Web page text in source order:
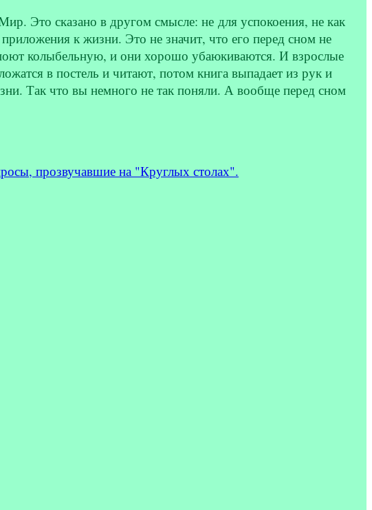
Это сказано в другом смысле: не для успокоения, не как
к жизни. Это не значит, что его перед сном не
колыбельную, и они хорошо убаюкиваются. И взрослые
в постель и читают, потом книга выпадает из рук и
Так что вы немного не так поняли. А вообще перед сном
прозвучавшие на "Круглых столах".